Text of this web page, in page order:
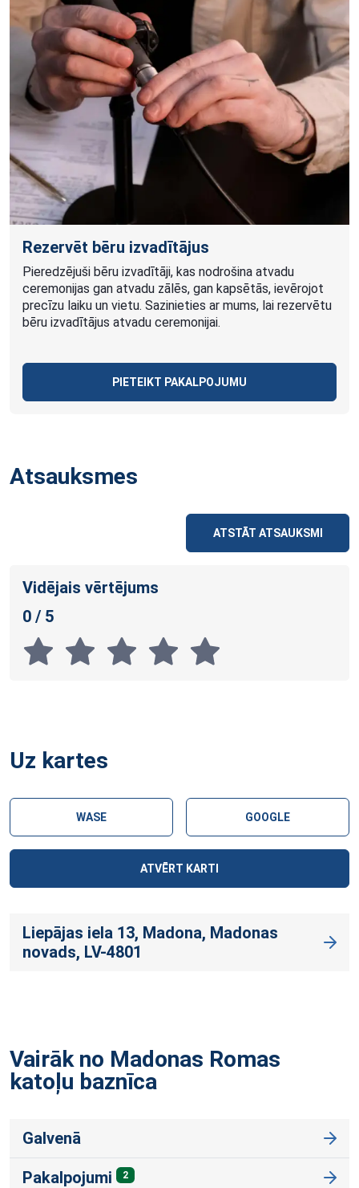
Rezervēt bēru izvadītājus
Pieredzējuši bēru izvadītāji, kas nodrošina atvadu
ceremonijas gan atvadu zālēs, gan kapsētās, ievērojot
precīzu laiku un vietu. Sazinieties ar mums, lai rezervētu
bēru izvadītājus atvadu ceremonijai.
PIETEIKT PAKALPOJUMU
Atsauksmes
ATSTĀT ATSAUKSMI
Vidējais vērtējums
0 / 5
Uz kartes
WASE GOOGLE
ATVĒRT KARTI
Liepājas iela 13, Madona, Madonas
novads, LV-4801
Vairāk no Madonas Romas
katoļu baznīca
Galvenā
Pakalpojumi 2